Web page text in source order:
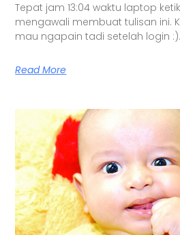
Tepat jam 13:04 waktu laptop
mengawali membuat tulisan ini.
mau ngapain tadi setelah login :).
Read More